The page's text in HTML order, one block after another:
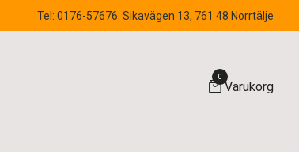
Tel: 0176-57676. Sikavägen 13, 761 48 Norrtälje
0
Varukorg